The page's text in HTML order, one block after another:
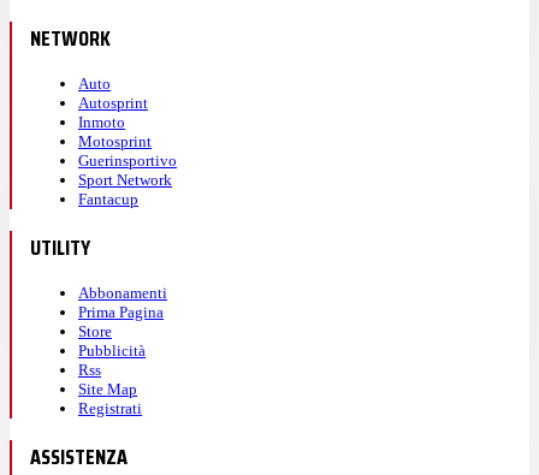
NETWORK
Auto
Autosprint
Inmoto
Motosprint
Guerinsportivo
Sport Network
Fantacup
UTILITY
Abbonamenti
Prima Pagina
Store
Pubblicità
Rss
Site Map
Registrati
ASSISTENZA